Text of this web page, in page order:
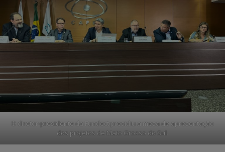
O diretor-presidente da Fundect presidiu a mesa de apresentação
dos projetos de Mato Grosso do Sul.